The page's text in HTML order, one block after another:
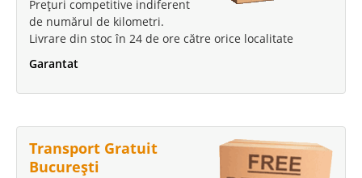
Prețuri competitive indiferent
de numărul de kilometri.
Livrare din stoc în 24 de ore către orice localitate
Garantat
Transport Gratuit
București